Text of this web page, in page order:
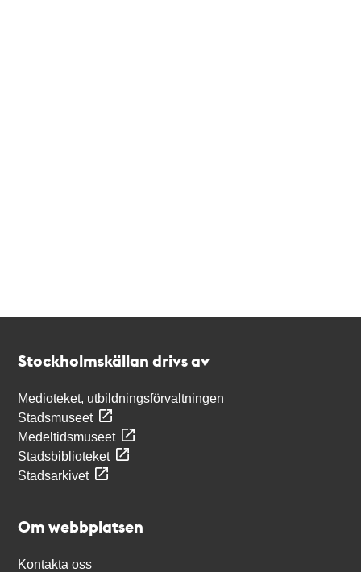
Stockholmskällan drivs av
Medioteket, utbildningsförvaltningen
Stadsmuseet
Medeltidsmuseet
Stadsbiblioteket
Stadsarkivet
Om webbplatsen
Kontakta oss